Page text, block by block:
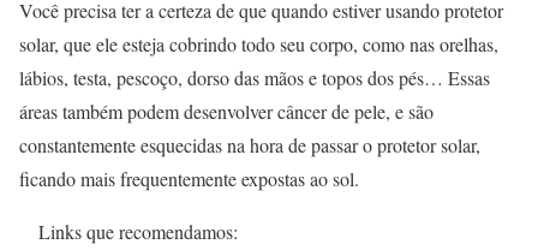
Você precisa ter a certeza de que quando estiver usando protetor
solar, que ele esteja cobrindo todo seu corpo, como nas orelhas,
lábios, testa, pescoço, dorso das mãos e topos dos pés… Essas
áreas também podem desenvolver câncer de pele, e são
constantemente esquecidas na hora de passar o protetor solar,
ficando mais frequentemente expostas ao sol.
Links que recomendamos: